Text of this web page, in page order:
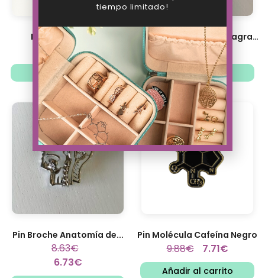
Pin You All Need...
8.63€ 6.73€
Añadir al carrito
Pin Broche Corazón Diagrama...
8.63 € 6.73€
Añadir al carrito
Pin Broche Anatomía de...
8.63€
6.73€
Pin Molécula Cafeína Negro
9.88€ 7.71€
Añadir al carrito
tiempo limitado!